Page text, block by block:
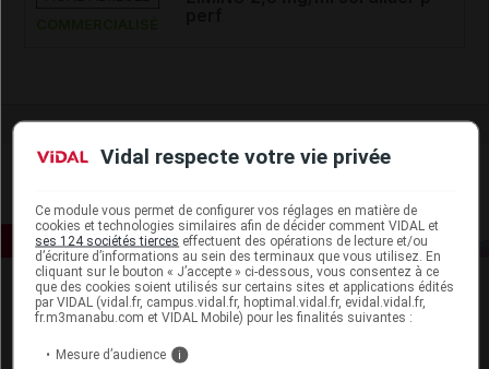
Vidal respecte votre vie privée
Ce module vous permet de configurer vos réglages en matière de
cookies et technologies similaires afin de décider comment VIDAL et
ses 124 sociétés tierces effectuent des opérations de lecture et/ou
d’écriture d’informations au sein des terminaux que vous utilisez. En
cliquant sur le bouton « J’accepte » ci-dessous, vous consentez à ce
que des cookies soient utilisés sur certains sites et applications édités
par VIDAL (vidal.fr, campus.vidal.fr, hoptimal.vidal.fr, evidal.vidal.fr,
fr.m3manabu.com et VIDAL Mobile) pour les finalités suivantes :
Mesure d’audience i